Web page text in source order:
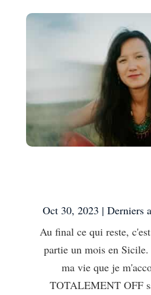
Oct 30, 2023 |Derniers
Au final ce qui reste,
partie un mois en
ma vie que je
TOTALEMENT OFF